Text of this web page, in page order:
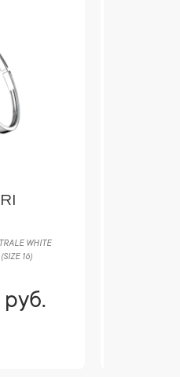
WHITE
16)